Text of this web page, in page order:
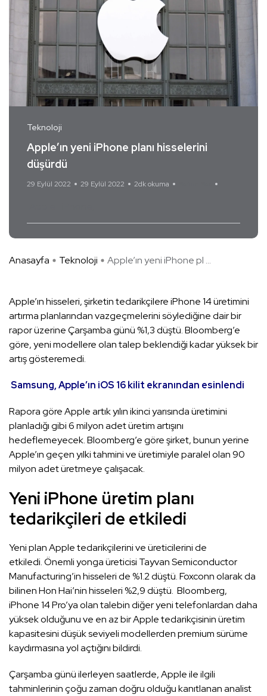
Teknoloji
Apple’ın yeni iPhone planı hisselerini
düşürdü
29 Eylül 2022 29 Eylül 2022 2dk okuma
Anasayfa Teknoloji Apple’ın yeni iPhone pl ...
Apple’ın hisseleri, şirketin tedarikçilere iPhone 14 üretimini
artırma planlarından vazgeçmelerini söylediğine dair bir
rapor üzerine Çarşamba günü %1,3 düştü. Bloomberg’e
göre, yeni modellere olan talep beklendiği kadar yüksek bir
artış gösteremedi.
Samsung, Apple’ın iOS 16 kilit ekranından esinlendi
Rapora göre Apple artık yılın ikinci yarısında üretimini
planladığı gibi 6 milyon adet üretim artışını
hedeflemeyecek. Bloomberg’e göre şirket, bunun yerine
Apple’ın geçen yılki tahmini ve üretimiyle paralel olan 90
milyon adet üretmeye çalışacak.
Yeni iPhone üretim planı
tedarikçileri de etkiledi
Yeni plan Apple tedarikçilerini ve üreticilerini de
etkiledi. Önemli yonga üreticisi Tayvan Semiconductor
Manufacturing’in hisseleri de %1.2 düştü. Foxconn olarak da
bilinen Hon Hai’nin hisseleri %2,9 düştü. Bloomberg,
iPhone 14 Pro’ya olan talebin diğer yeni telefonlardan daha
yüksek olduğunu ve en az bir Apple tedarikçisinin üretim
kapasitesini düşük seviyeli modellerden premium sürüme
kaydırmasına yol açtığını bildirdi.
Çarşamba günü ilerleyen saatlerde, Apple ile ilgili
tahminlerinin çoğu zaman doğru olduğu kanıtlanan analist